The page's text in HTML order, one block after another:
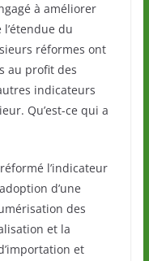
à améliorer
du
réformes ont
au profit des
indicateurs
Qu’est-ce qui a
l’indicateur
d’une
des
et la
et